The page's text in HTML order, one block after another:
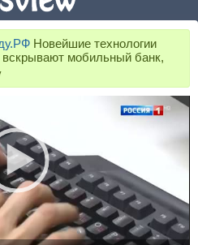
Новейшие технологии
мобильный банк,